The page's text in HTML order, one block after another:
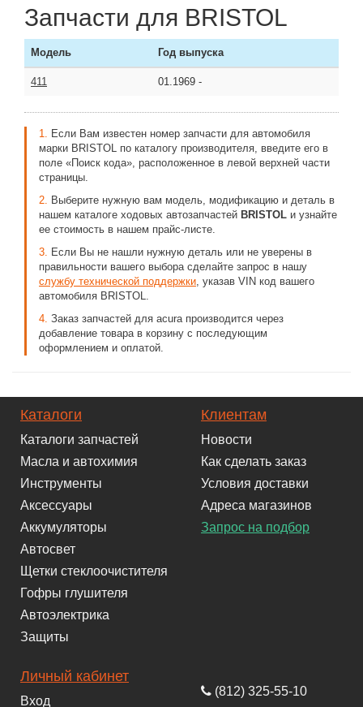
Запчасти для BRISTOL
Модель Год выпуска
411 01.1969 -
1. Если Вам известен номер запчасти для автомобиля
марки BRISTOL по каталогу производителя, введите его в
поле «Поиск кода», расположенное в левой верхней части
страницы.
2. Выберите нужную вам модель, модификацию и деталь в
нашем каталоге ходовых автозапчастей BRISTOL и узнайте
ее стоимость в нашем прайс-листе.
3. Если Вы не нашли нужную деталь или не уверены в
правильности вашего выбора сделайте запрос в нашу
службу технической поддержки, указав VIN код вашего
автомобиля BRISTOL.
4. Заказ запчастей для acura производится через
добавление товара в корзину с последующим
оформлением и оплатой.
Каталоги
Каталоги запчастей
Масла и автохимия
Инструменты
Аксессуары
Аккумуляторы
Автосвет
Щетки стеклоочистителя
Гофры глушителя
Автоэлектрика
Защиты
Клиентам
Новости
Как сделать заказ
Условия доставки
Адреса магазинов
Запрос на подбор
Личный кабинет
Вход
(812) 325-55-10